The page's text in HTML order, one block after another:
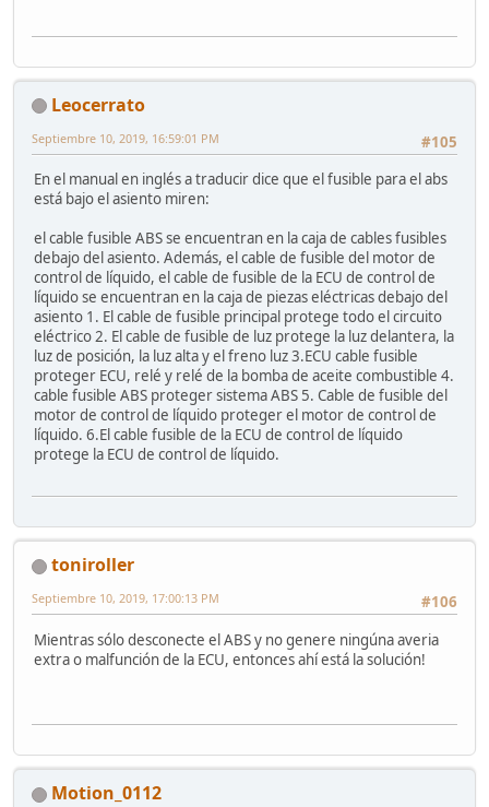
Leocerrato
#105
Septiembre 10, 2019, 16:59:01 PM
En el manual en inglés a traducir dice que el fusible para el abs
está bajo el asiento miren:
el cable fusible ABS se encuentran en la caja de cables fusibles
debajo del asiento. Además, el cable de fusible del motor de
control de líquido, el cable de fusible de la ECU de control de
líquido se encuentran en la caja de piezas eléctricas debajo del
asiento 1. El cable de fusible principal protege todo el circuito
eléctrico 2. El cable de fusible de luz protege la luz delantera, la
luz de posición, la luz alta y el freno luz 3.ECU cable fusible
proteger ECU, relé y relé de la bomba de aceite combustible 4.
cable fusible ABS proteger sistema ABS 5. Cable de fusible del
motor de control de líquido proteger el motor de control de
líquido. 6.El cable fusible de la ECU de control de líquido
protege la ECU de control de líquido.
toniroller
#106
Septiembre 10, 2019, 17:00:13 PM
Mientras sólo desconecte el ABS y no genere ningúna averia
extra o malfunción de la ECU, entonces ahí está la solución!
Motion_0112